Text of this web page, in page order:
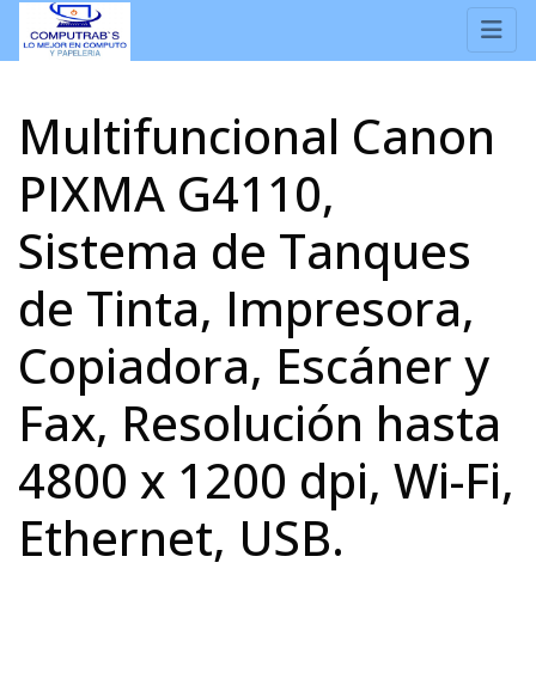
Multifuncional Canon
PIXMA G4110,
Sistema de Tanques
de Tinta, Impresora,
Copiadora, Escáner y
Fax, Resolución hasta
4800 x 1200 dpi, Wi-Fi,
Ethernet, USB.